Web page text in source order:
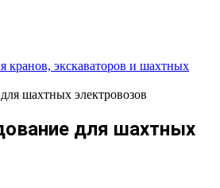
кранов, экскаваторов и шахтных
шахтных электровозов
для шахтных